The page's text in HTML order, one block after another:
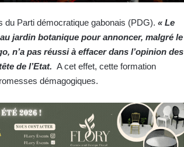
du Parti démocratique gabonais (PDG). « Le
jardin botanique pour annoncer, malgré le
n’a pas réussi à effacer dans l’opinion des
de l’Etat. A cet effet, cette formation
démagogiques.
Transport aérien : 80 milliards de
FCFA prélevés, 77 % au bénéfice
d’entreprises étrangères
Transport aérien : FlyGabon